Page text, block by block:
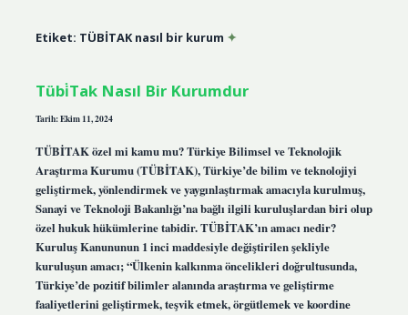
Etiket: TÜBİTAK nasıl bir kurum
Tübi̇Tak Nasıl Bir Kurumdur
Tarih: Ekim 11, 2024
TÜBİTAK özel mi kamu mu? Türkiye Bilimsel ve Teknolojik
Araştırma Kurumu (TÜBİTAK), Türkiye’de bilim ve teknolojiyi
geliştirmek, yönlendirmek ve yaygınlaştırmak amacıyla kurulmuş,
Sanayi ve Teknoloji Bakanlığı’na bağlı ilgili kuruluşlardan biri olup
özel hukuk hükümlerine tabidir. TÜBİTAK’ın amacı nedir?
Kuruluş Kanununun 1 inci maddesiyle değiştirilen şekliyle
kuruluşun amacı; “Ülkenin kalkınma öncelikleri doğrultusunda,
Türkiye’de pozitif bilimler alanında araştırma ve geliştirme
faaliyetlerini geliştirmek, teşvik etmek, örgütlemek ve koordine